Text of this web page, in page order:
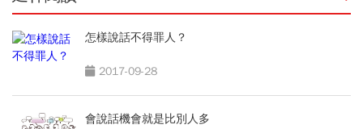
怎樣說話不得罪人？
2017-09-28
會說話機會就是比別人多